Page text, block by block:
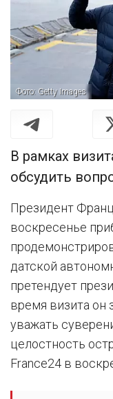
Фото: Getty Images
В рамках
обсудить
Президент
воскресенье
датской
претендует
время визита он
уважать
целостность
France24 в